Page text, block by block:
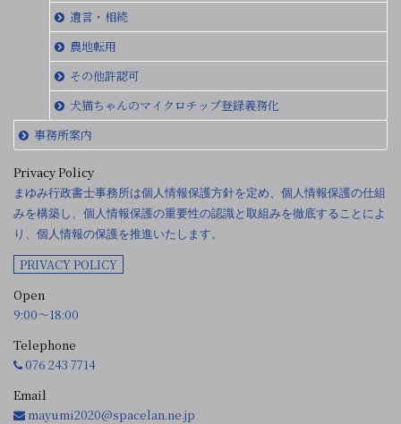
遺言・相続
農地転用
その他許認可
犬猫ちゃんのマイクロチップ登録義務化
事務所案内
Privacy Policy
まゆみ行政書士事務所は個人情報保護方針を定め、個人情報保護の仕組
みを構築し、個人情報保護の重要性の認識と取組みを徹底することによ
り、個人情報の保護を推進いたします。
PRIVACY POLICY
Open
9:00〜18:00
Telephone
076 243 7714
Email
mayumi2020@spacelan.ne.jp